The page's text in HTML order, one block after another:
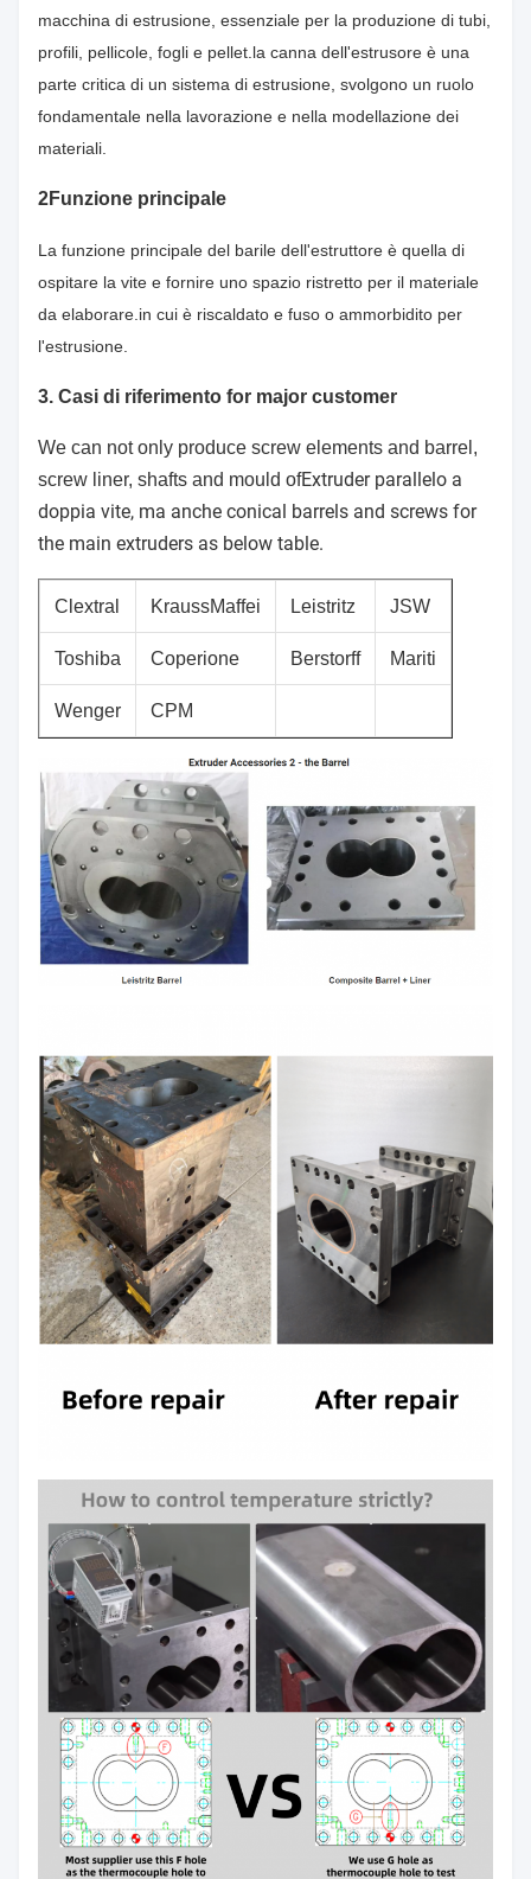
macchina di estrusione, essenziale per la produzione di tubi,
profili, pellicole, fogli e pellet.la canna dell'estrusore è una
parte critica di un sistema di estrusione, svolgono un ruolo
fondamentale nella lavorazione e nella modellazione dei
materiali.
2Funzione principale
La funzione principale del barile dell'estruttore è quella di
ospitare la vite e fornire uno spazio ristretto per il materiale
da elaborare.in cui è riscaldato e fuso o ammorbidito per
l'estrusione.
3. Casi di riferimento for major customer
We can not only produce screw elements and barrel,
screw liner, shafts and mould ofExtruder parallelo a
doppia vite, ma anche conical barrels and screws for
the main extruders as below table.
Clextral KraussMaffei Leistritz JSW
Toshiba Coperione Berstorff Mariti
Wenger CPM